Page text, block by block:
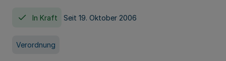
In Kraft Seit 19. Oktober 2006
Verordnung